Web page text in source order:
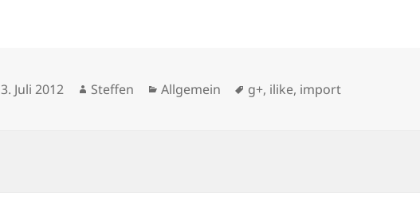
Veröffentlicht
3. Juli 2012 Autor
Steffen Kategorien
Allgemein Schlagwörter
g+, ilike, import